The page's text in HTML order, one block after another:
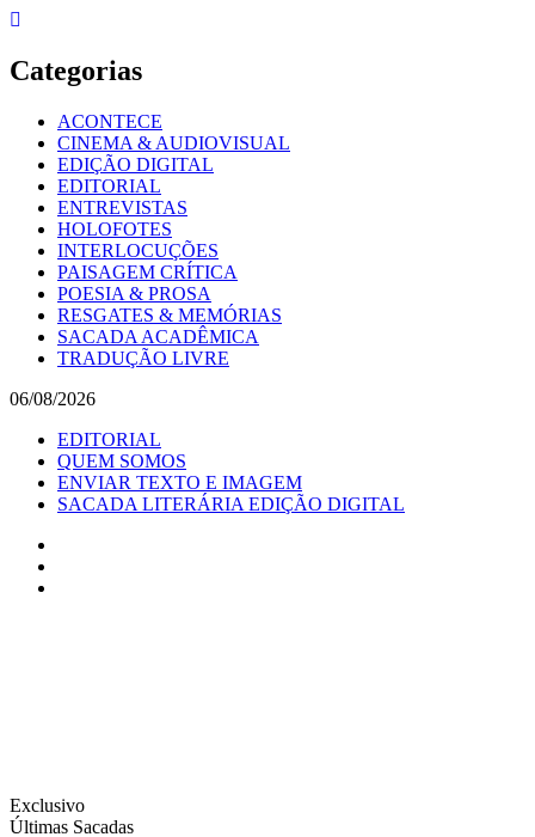
Skip
content
Categorias
ACONTECE
CINEMA & AUDIOVISUAL
EDIÇÃO DIGITAL
EDITORIAL
ENTREVISTAS
HOLOFOTES
INTERLOCUÇÕES
PAISAGEM CRÍTICA
POESIA & PROSA
RESGATES & MEMÓRIAS
SACADA ACADÊMICA
TRADUÇÃO LIVRE
06/08/2026
EDITORIAL
QUEM SOMOS
ENVIAR TEXTO E IMAGEM
SACADA LITERÁRIA EDIÇÃO DIGITAL
Exclusivo
Últimas Sacadas